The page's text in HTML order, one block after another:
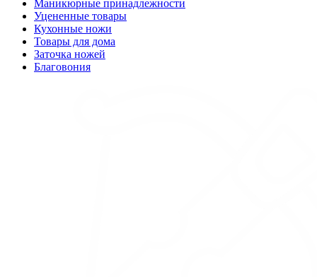
Маникюрные принадлежности
Уцененные товары
Кухонные ножи
Товары для дома
Заточка ножей
Благовония